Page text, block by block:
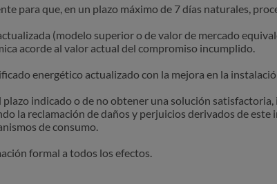
para que, en un plazo máximo de 7 días naturales,
(modelo superior o de valor de mercado
acorde al valor actual del compromiso incumplido.
energético actualizado con la mejora en la
plazo indicado o de no obtener una solución satisfactoria,
la reclamación de daños y perjuicios derivados de este
de consumo.
formal a todos los efectos.